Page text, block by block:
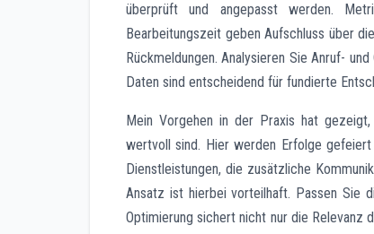
überprüft und angepasst werden.
Bearbeitungszeit geben Aufschluss über
Rückmeldungen. Analysieren Sie Anruf-
Daten sind entscheidend für fundierte
Mein Vorgehen in der Praxis hat
wertvoll sind. Hier werden Erfolge
Dienstleistungen, die zusätzliche
Ansatz ist hierbei vorteilhaft. Passen Sie
Optimierung sichert nicht nur die Relevanz